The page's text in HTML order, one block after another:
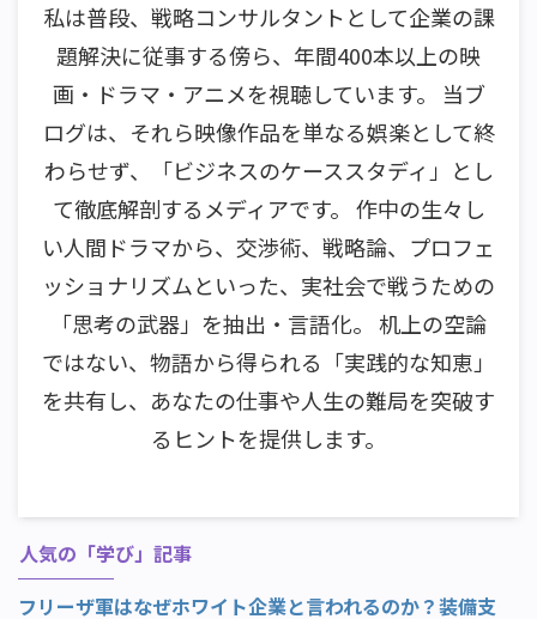
私は普段、戦略コンサルタントとして企業の課
題解決に従事する傍ら、年間400本以上の映
画・ドラマ・アニメを視聴しています。 当ブ
ログは、それら映像作品を単なる娯楽として終
わらせず、「ビジネスのケーススタディ」とし
て徹底解剖するメディアです。 作中の生々し
い人間ドラマから、交渉術、戦略論、プロフェ
ッショナリズムといった、実社会で戦うための
「思考の武器」を抽出・言語化。 机上の空論
ではない、物語から得られる「実践的な知恵」
を共有し、あなたの仕事や人生の難局を突破す
るヒントを提供します。
人気の「学び」記事
フリーザ軍はなぜホワイト企業と言われるのか？装備支